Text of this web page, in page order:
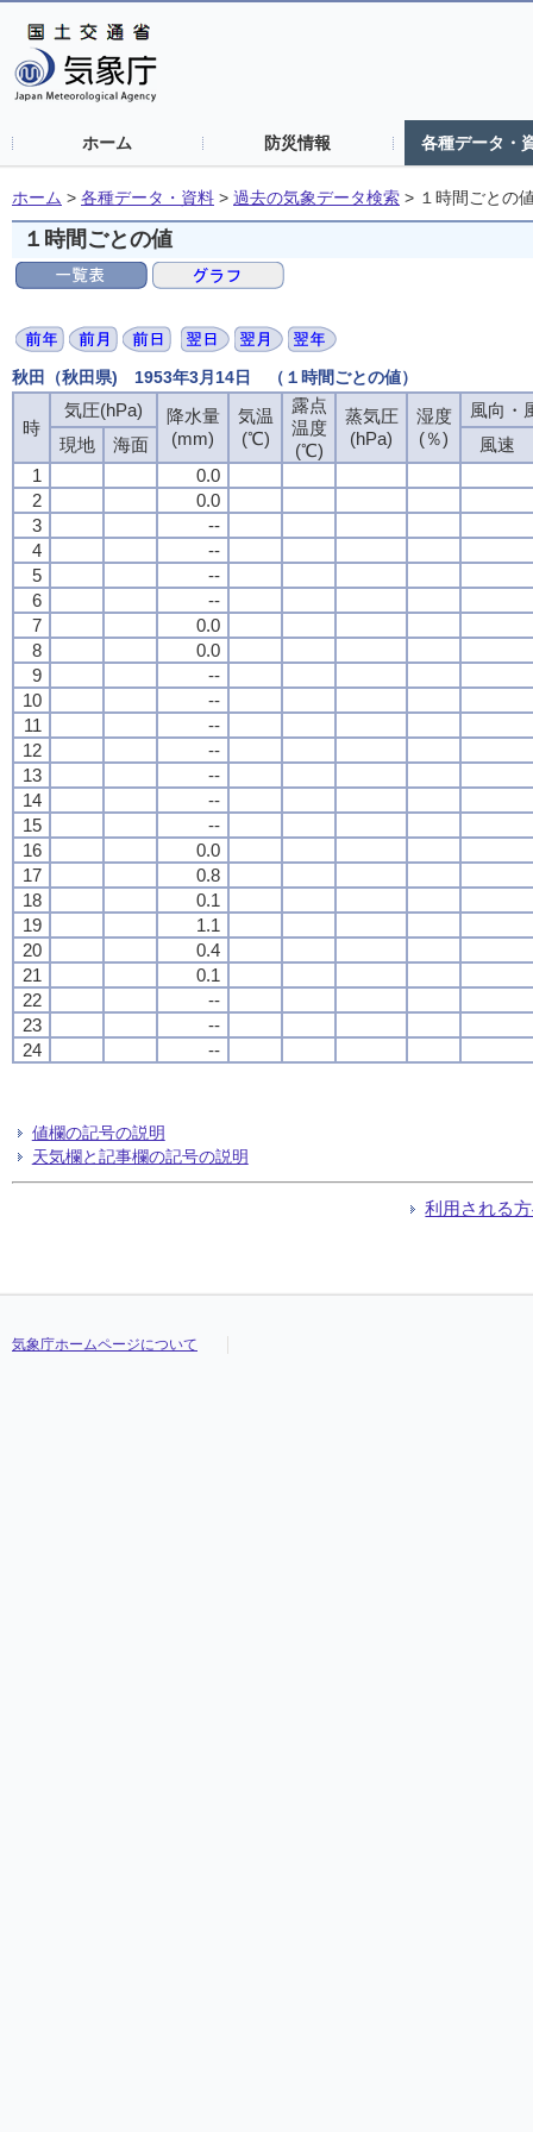
ホーム 防災情報 各種データ・
ホーム > 各種データ・資料 > 過去の気象データ検索 > １時間ごとの
１時間ごとの値
秋田（秋田県) 1953年3月14日 （１時間ごとの値）
時
気圧(hPa)
降水量
(mm)
気温
(℃)
露点
温度
(℃)
蒸気圧
(hPa)
湿度
(％)
風向・
現地
海面
風速
1
0.0
2
0.0
3
--
4
--
5
--
6
--
7
0.0
8
0.0
9
--
10
--
11
--
12
--
13
--
14
--
15
--
16
0.0
17
0.8
18
0.1
19
1.1
20
0.4
21
0.1
22
--
23
--
24
--
値欄の記号の説明
天気欄と記事欄の記号の説明
利用される
気象庁ホームページについて